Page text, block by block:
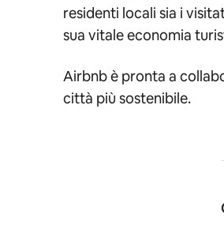
residenti locali sia i
sua vitale economia
Airbnb è pronta a
città più sostenibile.